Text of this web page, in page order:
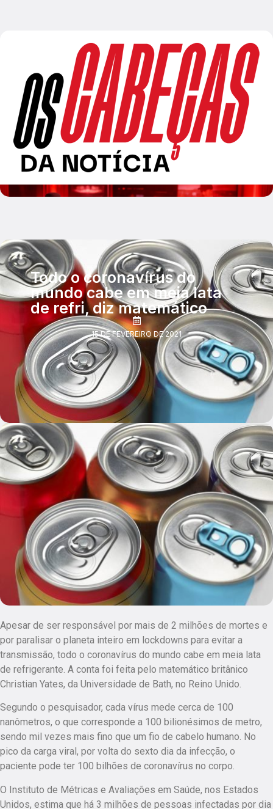
Todo o coronavírus do
mundo cabe em meia lata
de refri, diz matemático
15 DE FEVEREIRO DE 2021
Apesar de ser responsável por mais de 2 milhões de mortes e
por paralisar o planeta inteiro em lockdowns para evitar a
transmissão, todo o coronavírus do mundo cabe em meia lata
de refrigerante. A conta foi feita pelo matemático britânico
Christian Yates, da Universidade de Bath, no Reino Unido.
Segundo o pesquisador, cada vírus mede cerca de 100
nanômetros, o que corresponde a 100 bilionésimos de metro,
sendo mil vezes mais fino que um fio de cabelo humano. No
pico da carga viral, por volta do sexto dia da infecção, o
paciente pode ter 100 bilhões de coronavírus no corpo.
O Instituto de Métricas e Avaliações em Saúde, nos Estados
Unidos, estima que há 3 milhões de pessoas infectadas por dia